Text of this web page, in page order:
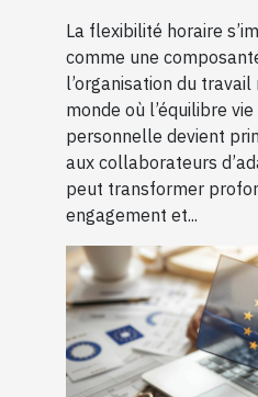
La flexibilité horaire
comme une
l’organisation du travail
monde où l’équilibre
personnelle devient
aux collaborateurs
peut transformer
engagement et...